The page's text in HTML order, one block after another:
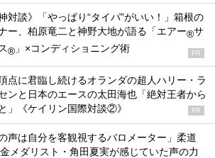
対談》「やっぱり“タイパ”がいい！」箱根の
ー、柏原竜二と神野大地が語る「エアー®サ
® 」×コンディショニング術 PR
点に君臨し続けるオランダの超人ハリー・ラ
ンと日本のエースの太田海也「絶対王者から
」《ケイリン国際対談②》
PR
の声は自分を客観視するバロメーター」柔道
メダリスト・角田夏実が感じていた声の力